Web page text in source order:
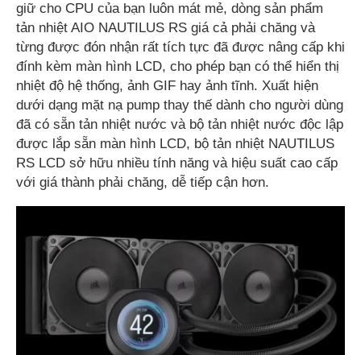
giữ cho CPU của bạn luôn mát mẻ, dòng sản phẩm
tản nhiệt AIO NAUTILUS RS giá cả phải chăng và
từng được đón nhận rất tích tực đã được nâng cấp khi
đính kèm màn hình LCD, cho phép bạn có thể hiển thị
nhiệt độ hệ thống, ảnh GIF hay ảnh tĩnh. Xuất hiện
dưới dạng mặt nạ pump thay thế dành cho người dùng
đã có sẵn tản nhiệt nước và bộ tản nhiệt nước độc lập
được lắp sẵn màn hình LCD, bộ tản nhiệt NAUTILUS
RS LCD sở hữu nhiều tính năng và hiệu suất cao cấp
với giá thành phải chăng, dễ tiếp cận hơn.